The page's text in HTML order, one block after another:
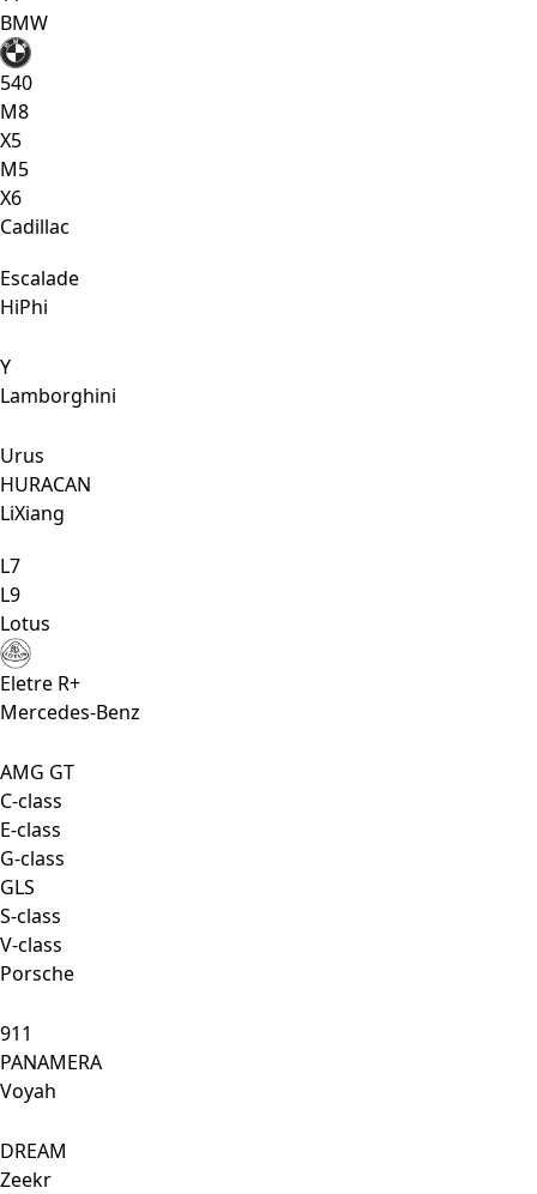
BMW
540
M8
X5
М5
Х6
Cadillac
Escalade
HiPhi
Y
Lamborghini
Urus
HURACAN
LiXiang
L7
L9
Lotus
Eletre R+
Mercedes-Benz
AMG GT
C-class
E-class
G-class
GLS
S-class
V-class
Porsche
911
PANAMERA
Voyah
DREAM
Zeekr